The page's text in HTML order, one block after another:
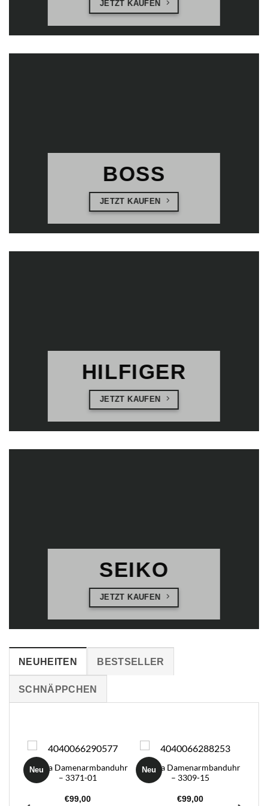
JETZT KAUFEN
BOSS
JETZT KAUFEN
HILFIGER
JETZT KAUFEN
SEIKO
JETZT KAUFEN
NEUHEITEN BESTSELLER
SCHNÄPPCHEN
Neu
Boccia Damenarmbanduhr
– 3371-01
€99,00
Neu
Boccia Damenarmbanduhr
– 3309-15
€99,00